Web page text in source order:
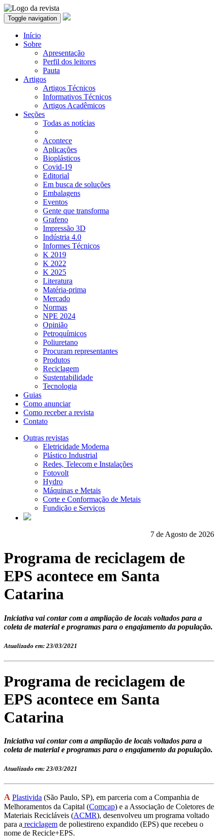
Toggle navigation
Início
Sobre
Apresentação
Perfil dos leitores
Pauta
Artigos
Artigos Técnicos
Informativos Técnicos
Artigos Acadêmicos
Seções
Todas as notícias
Acontece
Aplicações
Bioplásticos
Covid-19
Editorial
Em busca de soluções
Embalagens
Eventos
Gente que transforma
Grafeno
Impressão 3D
Indústria 4.0
Informes Técnicos
K 2019
K 2022
K 2025
Literatura
Matéria-prima
Mercado
Normas
NPE 2024
Opinião
Petroquímicos
Poliuretano
Procuram representantes
Produtos
Reciclagem
Sustentabilidade
Tecnologia
Guias
Como anunciar
Como receber a revista
Contato
Outras revistas
Eletricidade Moderna
Plástico Industrial
Redes, Telecom e Instalações
Fotovolt
Hydro
Máquinas e Metais
Corte e Conformação de Metais
Fundição e Serviços
7 de Agosto de 2026
Programa de reciclagem de
EPS acontece em Santa
Catarina
Iniciativa vai contar com a ampliação de locais voltados para a
coleta de material e programas para o engajamento da população.
Atualizado em: 23/03/2021
Programa de reciclagem de
EPS acontece em Santa
Catarina
Iniciativa vai contar com a ampliação de locais voltados para a
coleta de material e programas para o engajamento da população.
Atualizado em: 23/03/2021
A Plastivida (São Paulo, SP), em parceria com a Companhia de
Melhoramentos da Capital (Comcap) e a Associação de Coletores de
Materiais Recicláveis (ACMR), desenvolveu um programa voltado
para a reciclagem de poliestireno expandido (EPS) que recebeu o
nome de Recicle+EPS.